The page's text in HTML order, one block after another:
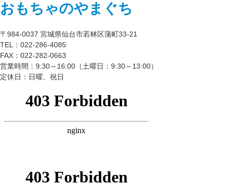
おもちゃのやまぐち
〒984-0037 宮城県仙台市若林区蒲町33-21
TEL：022-286-4085
FAX：022-282-0663
営業時間：9:30～16:00（土曜日：9:30～13:00）
定休日：日曜、祝日